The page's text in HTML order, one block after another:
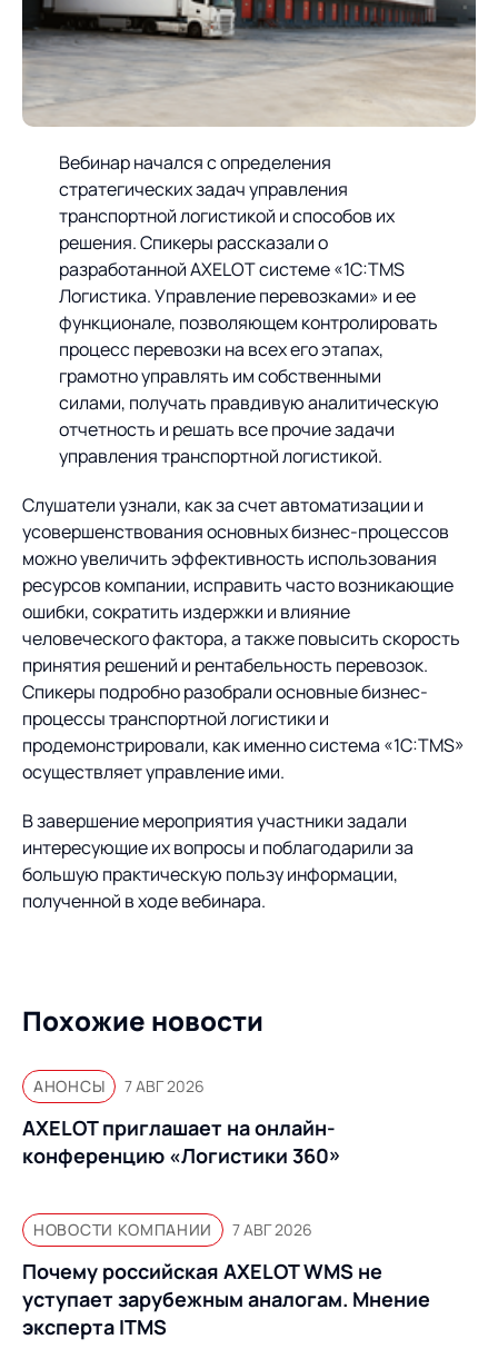
учебных заведений
База знаний
База знаний
Вебинар начался с определения
стратегических задач управления
транспортной логистикой и способов их
решения. Спикеры рассказали о
разработанной AXELOT системе «1С:TMS
Логистика. Управление перевозками» и ее
функционале, позволяющем контролировать
процесс перевозки на всех его этапах,
грамотно управлять им собственными
силами, получать правдивую аналитическую
отчетность и решать все прочие задачи
управления транспортной логистикой.
Слушатели узнали, как за счет автоматизации и
усовершенствования основных бизнес-процессов
можно увеличить эффективность использования
ресурсов компании, исправить часто возникающие
ошибки, сократить издержки и влияние
человеческого фактора, а также повысить скорость
принятия решений и рентабельность перевозок.
Спикеры подробно разобрали основные бизнес-
процессы транспортной логистики и
продемонстрировали, как именно система «1С:TMS»
осуществляет управление ими.
В завершение мероприятия участники задали
интересующие их вопросы и поблагодарили за
большую практическую пользу информации,
полученной в ходе вебинара.
Похожие новости
АНОНСЫ 7 АВГ 2026
AXELOT приглашает на онлайн-
конференцию «Логистики 360»
НОВОСТИ КОМПАНИИ 7 АВГ 2026
Почему российская AXELOT WMS не
уступает зарубежным аналогам. Мнение
эксперта ITMS